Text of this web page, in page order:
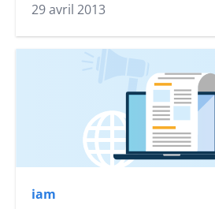
29 avril 2013
iam